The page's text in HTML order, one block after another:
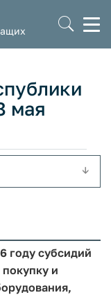
мая
году субсидий
и